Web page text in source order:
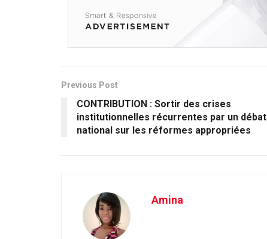
Previous Post
CONTRIBUTION : Sortir des crises
institutionnelles récurrentes par un débat
national sur les réformes appropriées
Amina